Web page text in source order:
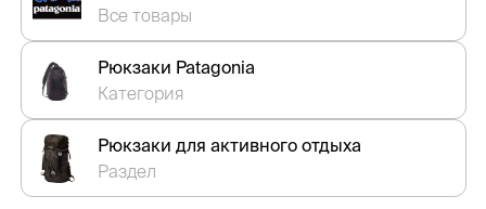
Все товары
Рюкзаки Patagonia
Категория
Рюкзаки для активного отдыха
Раздел